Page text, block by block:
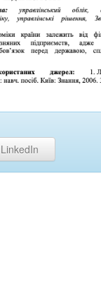
LinkedIn